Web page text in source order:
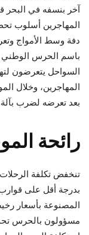
آخر بنسفه في البحر
المهاجرين أسلوب
دفة وسط الأمواج
باسم الحرس الوطني
السواحل يتعرضون
المهاجرين، وخلال
بعد تعرضه لضرب
رائحة
تنخفض تكلفة
بدرجة أقل على قوارب
المصنوعة بأسعار
مسؤولون بالحرس